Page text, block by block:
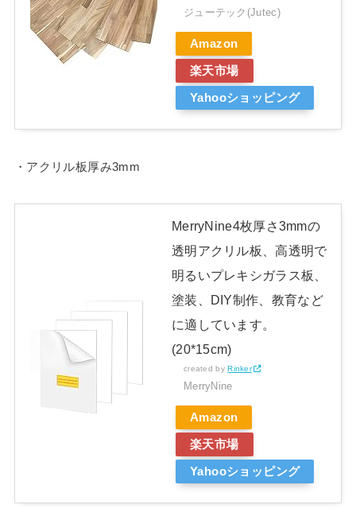
ジューテック(Jutec)
Amazon
楽天市場
Yahooショッピング
・アクリル板厚み3mm
MerryNine4枚厚さ3mmの
透明アクリル板、高透明で
明るいプレキシガラス板、
塗装、DIY制作、教育など
に適しています。
(20*15cm)
created byRinker
MerryNine
Amazon
楽天市場
Yahooショッピング